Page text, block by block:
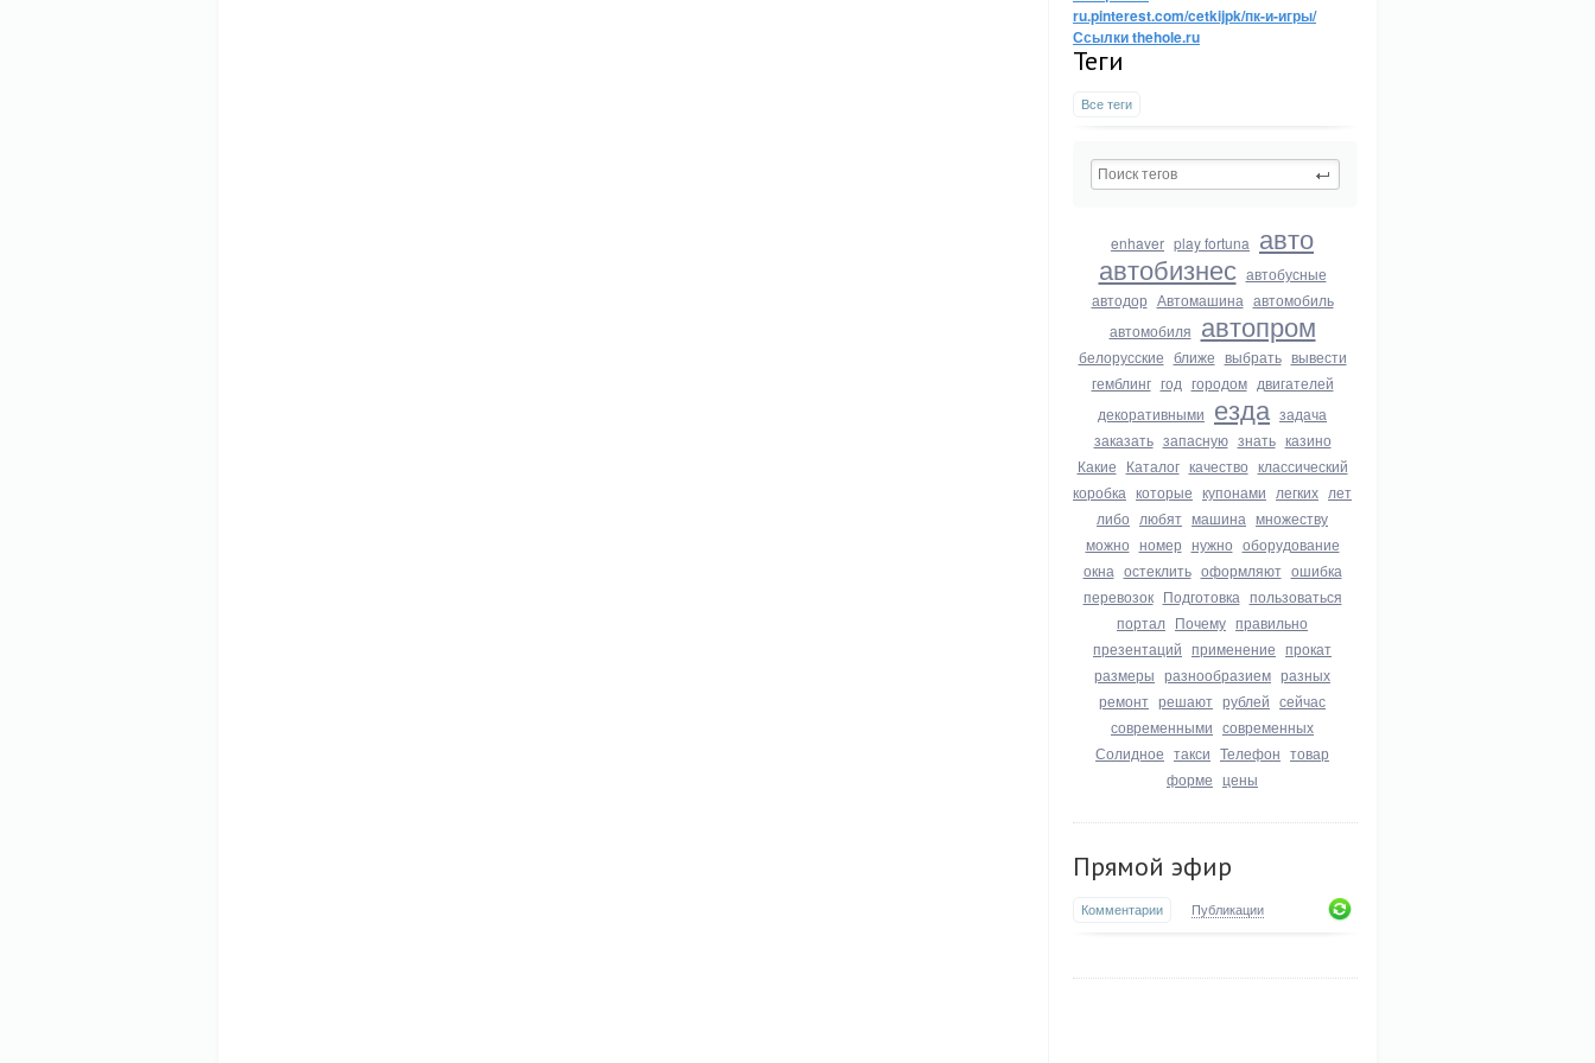
ru.pinterest.com/cetkijpk/пк-и-игры/
Ссылки thehole.ru
Теги
Все теги
enhaver play fortuna авто
автобизнес автобусные
автодор Автомашина автомобиль
автомобиля автопром
белорусские ближе выбрать вывести
гемблинг год городом двигателей
декоративными езда задача
заказать запасную знать казино
Какие Каталог качество классический
коробка которые купонами легких лет
либо любят машина множеству
можно номер нужно оборудование
окна остеклить оформляют ошибка
перевозок Подготовка пользоваться
портал Почему правильно
презентаций применение прокат
размеры разнообразием разных
ремонт решают рублей сейчас
современными современных
Солидное такси Телефон товар
форме цены
Прямой эфир
Комментарии Публикации